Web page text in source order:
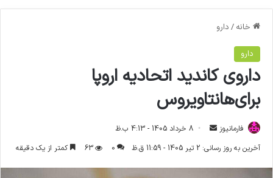
خانه / دارو
دارو
داروی کاندید اتحادیه اروپا
برای‌هانتاویروس
فارمانیوز
8 خرداد 1405 - 4:13 ب.ظ
آخرین به روز رسانی: 2 تیر 1405 - 11:59 ق.ظ
0
63 کمتر از یک دقیقه